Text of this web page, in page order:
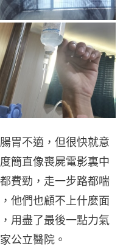
胃不適，但很快就意
簡直像喪屍電影裏中
費勁，走一步路都喘
他們也顧不上什麼面
用盡了最後一點力氣
公立醫院。